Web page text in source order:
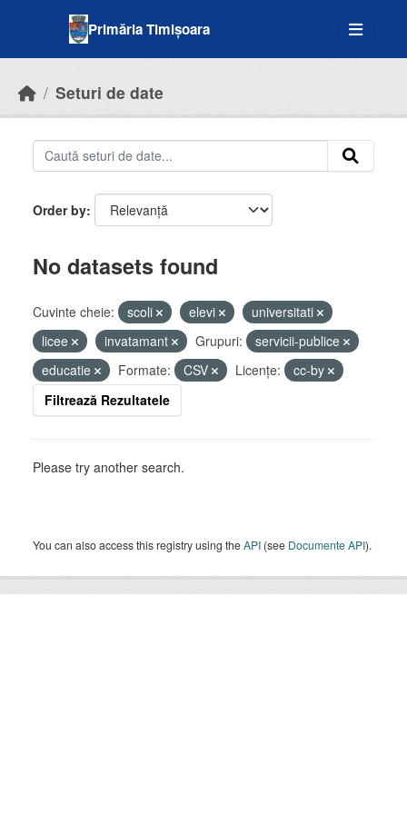
Primăria Timișoara
Seturi de date
Order by
No datasets found
Cuvinte cheie: scoli elevi
universitati
licee
invatamant Grupuri:
servicii-publice
educatie
Formate: CSV Licenţe:
cc-by
Filtrează Rezultatele
Please try another search.
You can also access this registry using theAPI (see Documente API).